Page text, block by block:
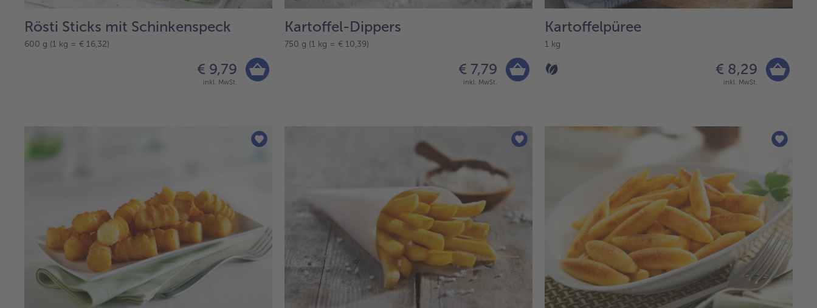
Rösti Sticks mit Schinkenspeck
600 g (1 kg = € 16,32)
€ 9,79
inkl. MwSt.
Kartoffel-Dippers
750 g (1 kg = € 10,39)
€ 7,79
inkl. MwSt.
Kartoffelpüree
1 kg
€ 8,29
inkl. MwSt.